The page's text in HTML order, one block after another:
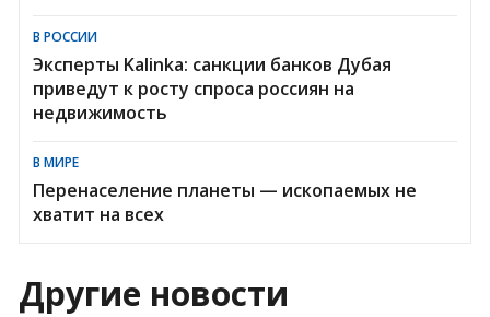
В РОССИИ
Эксперты Kalinka: санкции банков Дубая
приведут к росту спроса россиян на
недвижимость
В МИРЕ
Перенаселение планеты — ископаемых не
хватит на всех
Другие новости